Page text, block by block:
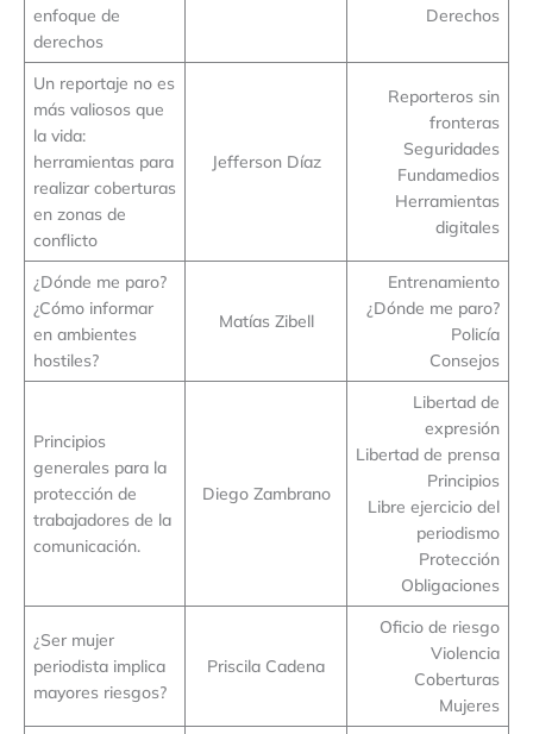
enfoque de
derechos
Derechos
Un reportaje no es
más valiosos que
la vida:
herramientas para
realizar coberturas
en zonas de
conflicto
Jefferson Díaz
Reporteros sin
fronteras
Seguridades
Fundamedios
Herramientas
digitales
¿Dónde me paro?
¿Cómo informar
en ambientes
hostiles?
Matías Zibell
Entrenamiento
¿Dónde me paro?
Policía
Consejos
Principios
generales para la
protección de
trabajadores de la
comunicación.
Diego Zambrano
Libertad de
expresión
Libertad de prensa
Principios
Libre ejercicio del
periodismo
Protección
Obligaciones
¿Ser mujer
periodista implica
mayores riesgos?
Priscila Cadena
Oficio de riesgo
Violencia
Coberturas
Mujeres